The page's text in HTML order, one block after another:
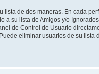
lista de dos maneras. En cada
a su lista de Amigos y/o
de Control de Usuario
eliminar usuarios de su lista